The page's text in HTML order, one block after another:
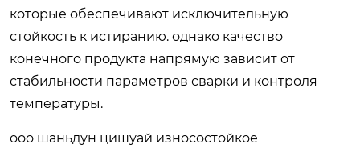
которые обеспечивают исключительную
стойкость к истиранию. однако качество
конечного продукта напрямую зависит от
стабильности параметров сварки и контроля
температуры.
ооо шаньдун цишуай износостойкое